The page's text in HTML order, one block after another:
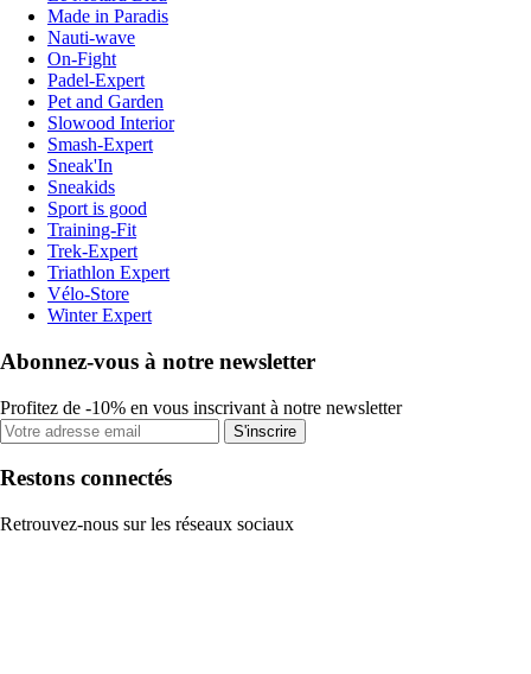
Made in Paradis
Nauti-wave
On-Fight
Padel-Expert
Pet and Garden
Slowood Interior
Smash-Expert
Sneak'In
Sneakids
Sport is good
Training-Fit
Trek-Expert
Triathlon Expert
Vélo-Store
Winter Expert
Abonnez-vous à notre newsletter
Profitez de -10% en vous inscrivant à notre newsletter
S'inscrire
Restons connectés
Retrouvez-nous sur les réseaux sociaux